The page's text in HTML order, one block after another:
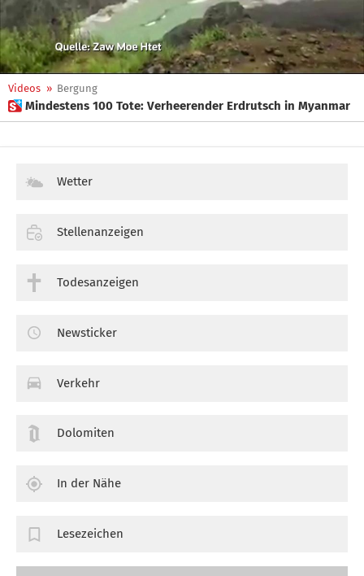
Videos » Bergung
 Mindestens 100 Tote: Verheerender Erdrutsch in Myanmar
Wetter
Stellenanzeigen
Todesanzeigen
Newsticker
Verkehr
Dolomiten
In der Nähe
Lesezeichen